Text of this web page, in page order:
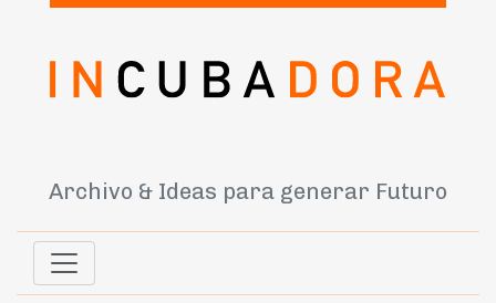
Archivo & Ideas para generar Futuro